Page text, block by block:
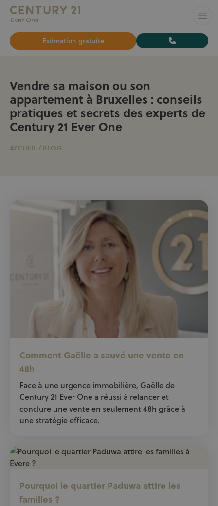
L’AGENCE N°1 À BRUXELLES pour vendre ou louer
Estimation gratuite
Vendre sa maison ou son
appartement à Bruxelles : conseils
pratiques et secrets des experts de
Century 21 Ever One
ACCUEIL / BLOG
Comment Gaëlle a sauvé une vente en
48h
Face à une urgence immobilière, Gaëlle de
Century 21 Ever One a réussi à relancer et
conclure une vente en seulement 48h grâce à
une stratégie efficace.
Pourquoi le quartier Paduwa attire les
familles ?